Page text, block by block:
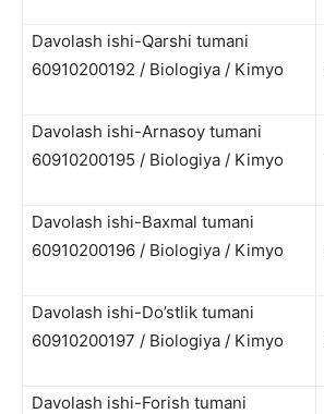
Davolash ishi-Qarshi tumani
60910200192 / Biologiya / Kimyo
Davolash ishi-Arnasoy tumani
60910200195 / Biologiya / Kimyo
Davolash ishi-Baxmal tumani
60910200196 / Biologiya / Kimyo
Davolash ishi-Do’stlik tumani
60910200197 / Biologiya / Kimyo
Davolash ishi-Forish tumani